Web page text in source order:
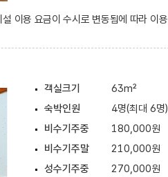
이용 요금이 수시로 변동됨에 따라 이
객실크기
63m²
숙박인원
4명(최대 6명)
비수기주중
180,000원
비수기주말
210,000원
성수기주중
270,000원